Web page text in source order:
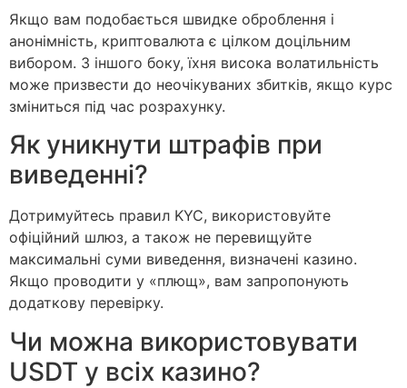
Якщо вам подобається швидке оброблення і
анонімність, криптовалюта є цілком доцільним
вибором. З іншого боку, їхня висока волатильність
може призвести до неочікуваних збитків, якщо курс
зміниться під час розрахунку.
Як уникнути штрафів при
виведенні?
Дотримуйтесь правил KYC, використовуйте
офіційний шлюз, а також не перевищуйте
максимальні суми виведення, визначені казино.
Якщо проводити у «плющ», вам запропонують
додаткову перевірку.
Чи можна використовувати
USDT у всіх казино?